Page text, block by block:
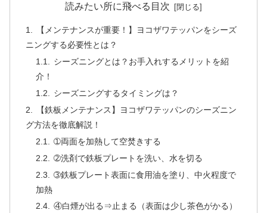
読みたい所に飛べる目次
【メンテナンスが重要！】ヨコザワテッパンをシーズ
ニングする必要性とは？
シーズニングとは？お手入れするメリットを紹
介！
シーズニングするタイミングは？
【鉄板メンテナンス】ヨコザワテッパンのシーズニン
グ方法を徹底解説！
➀両面を加熱して空焚きする
➁洗剤で鉄板プレートを洗い、水を切る
➂鉄板プレート表面に食用油を塗り、中火程度で
加熱
④白煙が出る⇒止まる（表面は少し茶色がかる）